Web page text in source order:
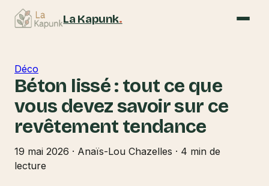
La Kapunk.
Déco
Béton lissé : tout ce que
vous devez savoir sur ce
revêtement tendance
19 mai 2026 · Anaïs-Lou Chazelles · 4 min de
lecture